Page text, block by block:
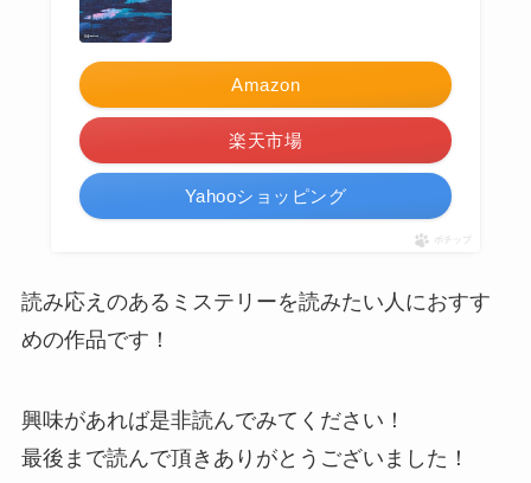
Amazon
楽天市場
Yahooショッピング
ポチップ
読み応えのあるミステリーを読みたい人におすす
めの作品です！
興味があれば是非読んでみてください！
最後まで読んで頂きありがとうございました！